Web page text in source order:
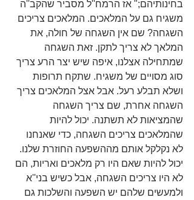
בחינותיהם;" אז הרמח''ל מסביר שהקב''ה
משגיח גם על המלאכים. המלאכים צריכים
השגחה? שם אין השגחה של חולה, את
המלאך לא צריך לתקן. זאת השגחה
שמתחילה אצלנו, איפה שיש יצר הרע צריך
סוג מסויים של משגיח. שתקח תרופות
ושלא תבלע רעל. אבל אצל המלאכים צריך
השגחה אחרת, שם צריך השגחה
שהמציאות לא תשתנה. יכול להיות
שהמלאכים צריכים השגחה, כדי שאנחנו
לא נקלקל אותם מההשפעה החוזרת שלנו.
יכול להיות שאם היו רק מלאכים ואריות, הם
לא היו צריכים השגחה, אבל כשיש בני''א
ולמעשים שלהם יש השפעה והשלכות גם